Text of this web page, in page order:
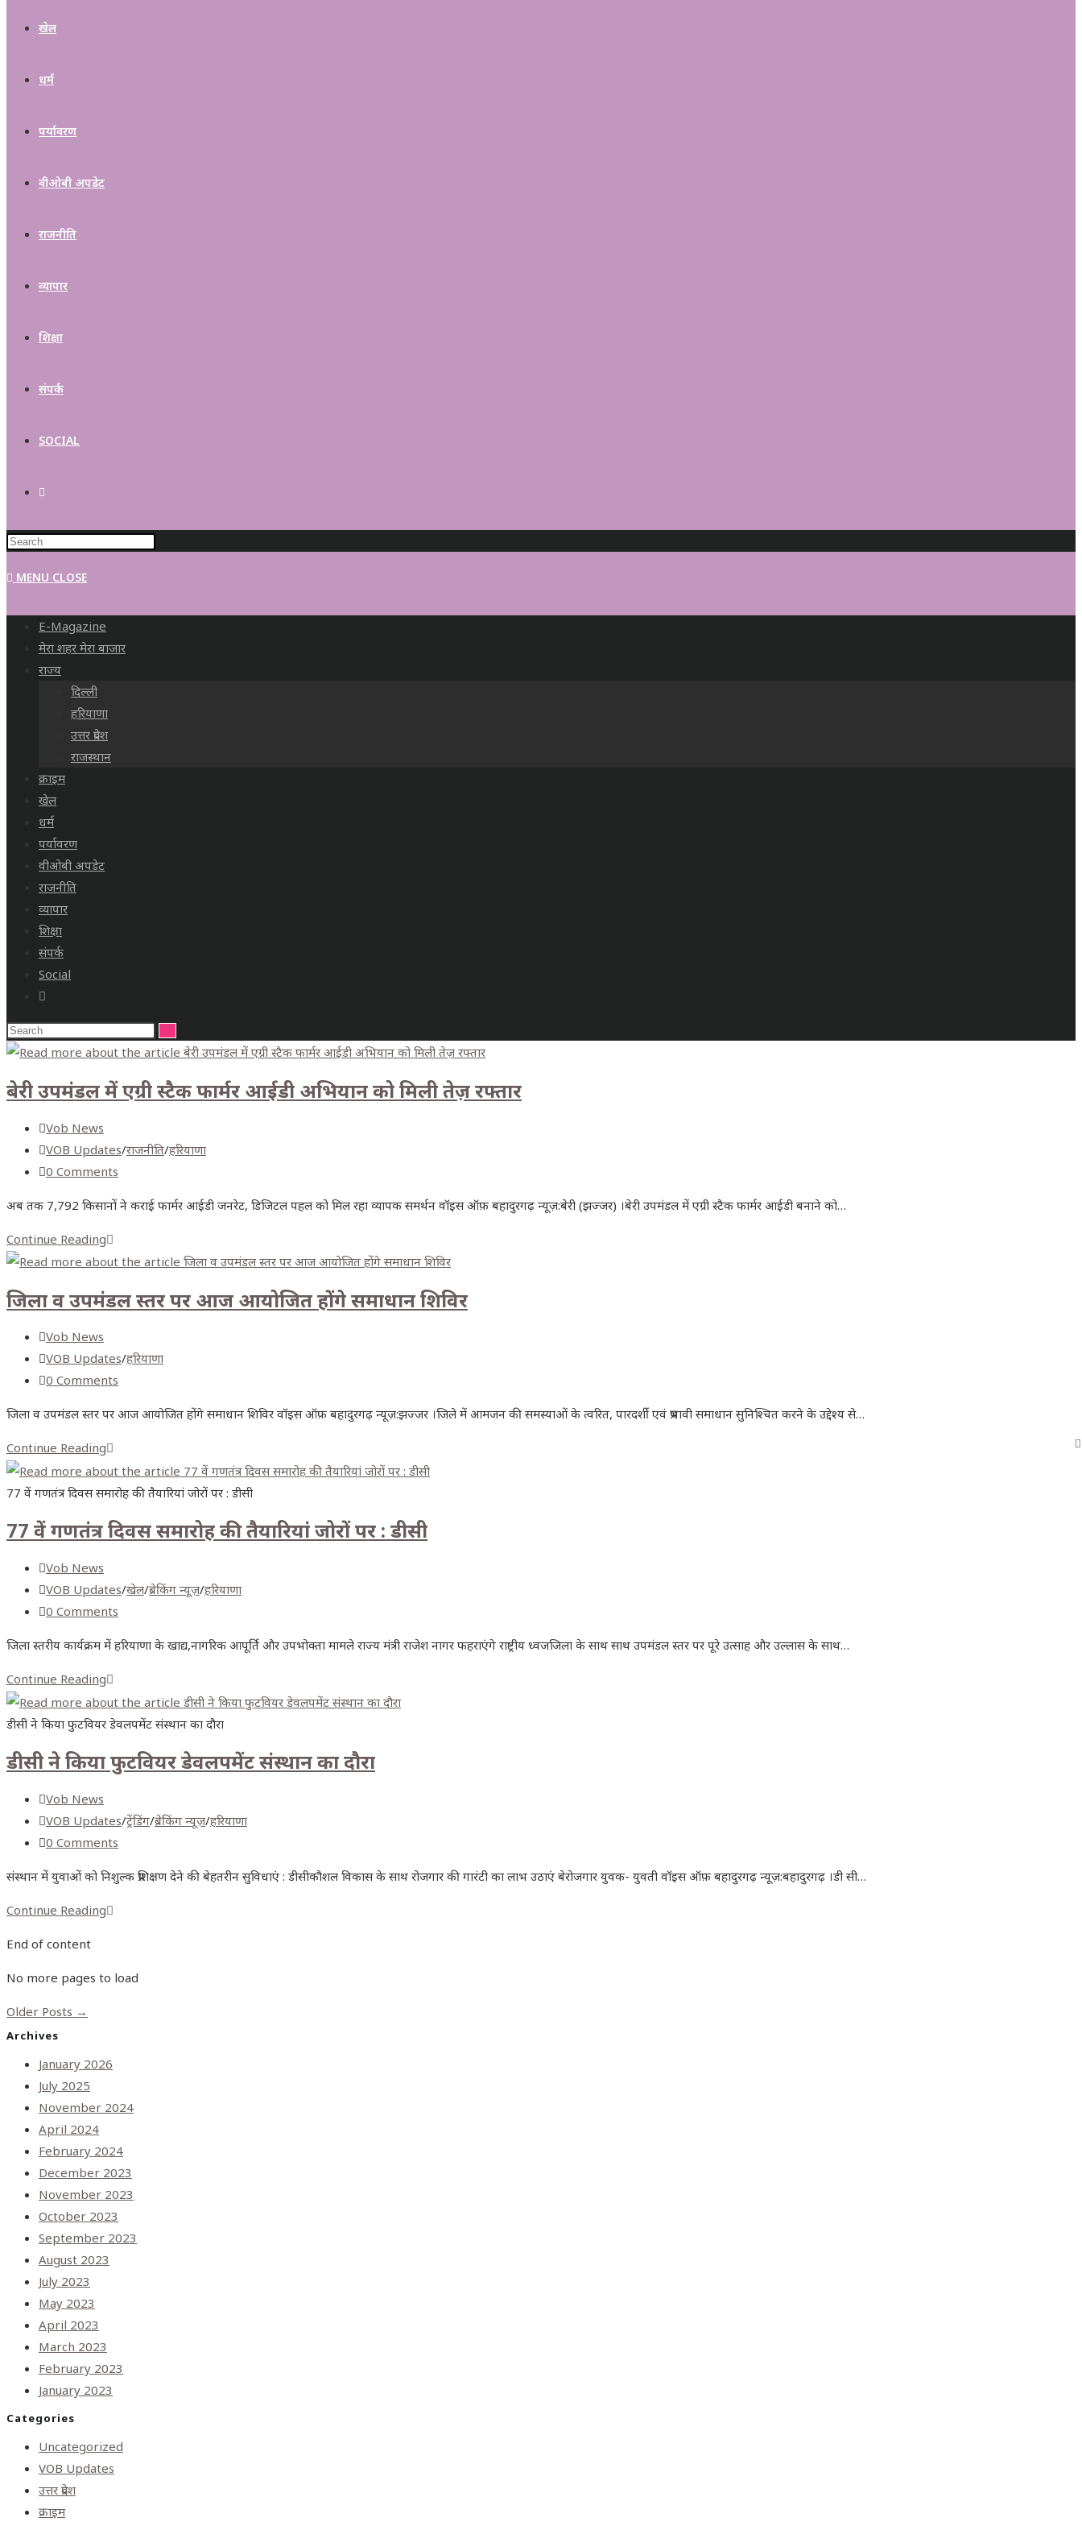
खेल
धर्म
पर्यावरण
वीओबी अपडेट
राजनीति
व्यापार
शिक्षा
संपर्क
SOCIAL
MENU CLOSE
E-Magazine
मेरा शहर मेरा बाजार
राज्य
दिल्ली
हरियाणा
उत्तर प्रदेश
राजस्थान
क्राइम
खेल
धर्म
पर्यावरण
वीओबी अपडेट
राजनीति
व्यापार
शिक्षा
संपर्क
Social
बेरी उपमंडल में एग्री स्टैक फार्मर आईडी अभियान को मिली तेज़ रफ्तार
Vob News
VOB Updates/राजनीति/हरियाणा
0 Comments
अब तक 7,792 किसानों ने कराई फार्मर आईडी जनरेट, डिजिटल पहल को मिल रहा व्यापक समर्थन वॉइस ऑफ़ बहादुरगढ़ न्यूज़:बेरी (झज्जर) ।बेरी उपमंडल में एग्री स्टैक फार्मर आईडी बनाने को…
Continue Reading
जिला व उपमंडल स्तर पर आज आयोजित होंगे समाधान शिविर
Vob News
VOB Updates/हरियाणा
0 Comments
जिला व उपमंडल स्तर पर आज आयोजित होंगे समाधान शिविर वॉइस ऑफ़ बहादुरगढ़ न्यूज़:झज्जर ।जिले में आमजन की समस्याओं के त्वरित, पारदर्शी एवं प्रभावी समाधान सुनिश्चित करने के उद्देश्य से…
Continue Reading
77 वें गणतंत्र दिवस समारोह की तैयारियां जोरों पर : डीसी
77 वें गणतंत्र दिवस समारोह की तैयारियां जोरों पर : डीसी
Vob News
VOB Updates/खेल/ब्रेकिंग न्यूज़/हरियाणा
0 Comments
जिला स्तरीय कार्यक्रम में हरियाणा के खाद्य,नागरिक आपूर्ति और उपभोक्ता मामले राज्य मंत्री राजेश नागर फहराएंगे राष्ट्रीय ध्वजजिला के साथ साथ उपमंडल स्तर पर पूरे उत्साह और उल्लास के साथ…
Continue Reading
डीसी ने किया फुटवियर डेवलपमेंट संस्थान का दौरा
डीसी ने किया फुटवियर डेवलपमेंट संस्थान का दौरा
Vob News
VOB Updates/ट्रेंडिंग/ब्रेकिंग न्यूज़/हरियाणा
0 Comments
संस्थान में युवाओं को निशुल्क प्रशिक्षण देने की बेहतरीन सुविधाएं : डीसीकौशल विकास के साथ रोजगार की गारंटी का लाभ उठाएं बेरोजगार युवक- युवती वॉइस ऑफ़ बहादुरगढ़ न्यूज़:बहादुरगढ़ ।डी सी…
Continue Reading
End of content
No more pages to load
Older Posts →
Archives
January 2026
July 2025
November 2024
April 2024
February 2024
December 2023
November 2023
October 2023
September 2023
August 2023
July 2023
May 2023
April 2023
March 2023
February 2023
January 2023
Categories
Uncategorized
VOB Updates
उत्तर प्रदेश
क्राइम